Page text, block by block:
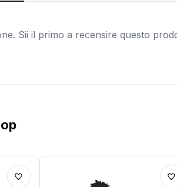
Sii il primo a recensire questo